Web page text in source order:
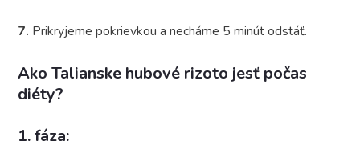
7. Prikryjeme pokrievkou a necháme 5 minút odstáť.
Ako Talianske hubové rizoto jesť počas
diéty?
1. fáza: